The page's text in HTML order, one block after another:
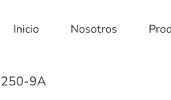
Inicio Nosotros
250-9A